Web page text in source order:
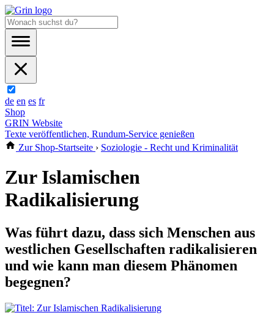
de en es fr
Shop
GRIN Website
Texte veröffentlichen, Rundum-Service genießen
Zur Shop-Startseite › Soziologie - Recht und Kriminalität
Zur Islamischen
Radikalisierung
Was führt dazu, dass sich Menschen aus
westlichen Gesellschaften radikalisieren
und wie kann man diesem Phänomen
begegnen?